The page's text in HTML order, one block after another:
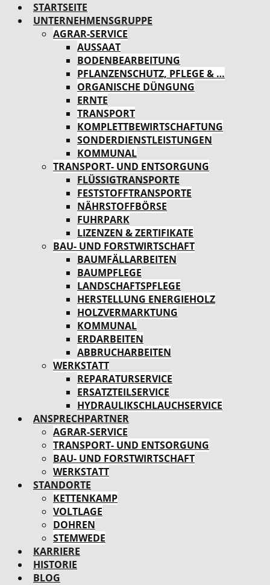
STARTSEITE
UNTERNEHMENSGRUPPE
AGRAR-SERVICE
AUSSAAT
BODENBEARBEITUNG
PFLANZENSCHUTZ, PFLEGE & …
ORGANISCHE DÜNGUNG
ERNTE
TRANSPORT
KOMPLETTBEWIRTSCHAFTUNG
SONDERDIENSTLEISTUNGEN
KOMMUNAL
TRANSPORT- UND ENTSORGUNG
FLÜSSIGTRANSPORTE
FESTSTOFFTRANSPORTE
NÄHRSTOFFBÖRSE
FUHRPARK
LIZENZEN & ZERTIFIKATE
BAU- UND FORSTWIRTSCHAFT
BAUMFÄLLARBEITEN
BAUMPFLEGE
LANDSCHAFTSPFLEGE
HERSTELLUNG ENERGIEHOLZ
HOLZVERMARKTUNG
KOMMUNAL
ERDARBEITEN
ABBRUCHARBEITEN
WERKSTATT
REPARATURSERVICE
ERSATZTEILSERVICE
HYDRAULIKSCHLAUCHSERVICE
ANSPRECHPARTNER
AGRAR-SERVICE
TRANSPORT- UND ENTSORGUNG
BAU- UND FORSTWIRTSCHAFT
WERKSTATT
STANDORTE
KETTENKAMP
VOLTLAGE
DOHREN
STEMWEDE
KARRIERE
HISTORIE
BLOG